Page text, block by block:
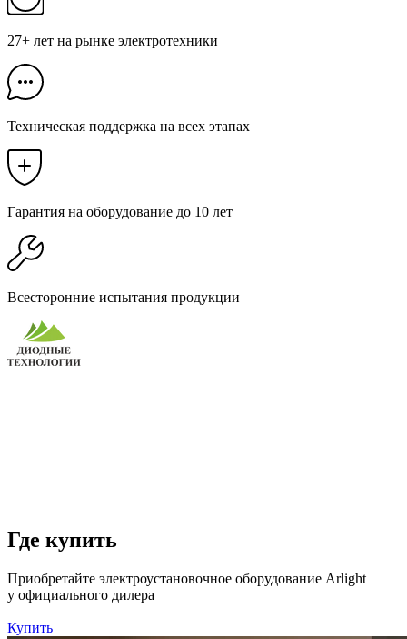
27+ лет на рынке электротехники
Техническая поддержка на всех этапах
Гарантия на оборудование до 10 лет
Всесторонние испытания продукции
Где купить
Приобретайте электроустановочное оборудование Arlight
у официального дилера
Купить